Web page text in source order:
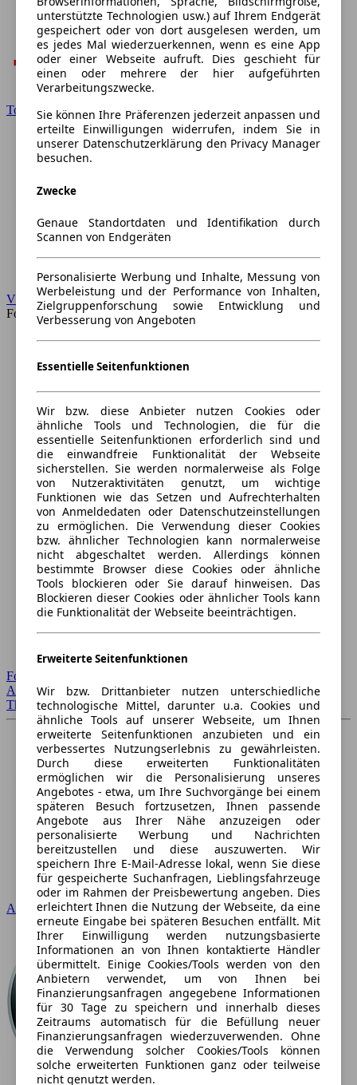
Toyota
VW
Forum
Forum Startseite
Alle Auto-Foren
Themen-Forum
Audi
unterstützte Technologien usw.) auf Ihrem Endgerät
gespeichert oder von dort ausgelesen werden, um
es jedes Mal wiederzuerkennen, wenn es eine App
oder einer Webseite aufruft. Dies geschieht für
einen oder mehrere der hier aufgeführten
Verarbeitungszwecke.
Sie können Ihre Präferenzen jederzeit anpassen und
erteilte Einwilligungen widerrufen, indem Sie in
unserer Datenschutzerklärung den Privacy Manager
besuchen.
Zwecke
Genaue Standortdaten und Identifikation durch
Scannen von Endgeräten
Personalisierte Werbung und Inhalte, Messung von
Werbeleistung und der Performance von Inhalten,
Zielgruppenforschung sowie Entwicklung und
Verbesserung von Angeboten
Essentielle Seitenfunktionen
Wir bzw. diese Anbieter nutzen Cookies oder
ähnliche Tools und Technologien, die für die
essentielle Seitenfunktionen erforderlich sind und
die einwandfreie Funktionalität der Webseite
sicherstellen. Sie werden normalerweise als Folge
von Nutzeraktivitäten genutzt, um wichtige
Funktionen wie das Setzen und Aufrechterhalten
von Anmeldedaten oder Datenschutzeinstellungen
zu ermöglichen. Die Verwendung dieser Cookies
bzw. ähnlicher Technologien kann normalerweise
nicht abgeschaltet werden. Allerdings können
bestimmte Browser diese Cookies oder ähnliche
Tools blockieren oder Sie darauf hinweisen. Das
Blockieren dieser Cookies oder ähnlicher Tools kann
die Funktionalität der Webseite beeinträchtigen.
Erweiterte Seitenfunktionen
Wir bzw. Drittanbieter nutzen unterschiedliche
technologische Mittel, darunter u.a. Cookies und
ähnliche Tools auf unserer Webseite, um Ihnen
erweiterte Seitenfunktionen anzubieten und ein
verbessertes Nutzungserlebnis zu gewährleisten.
Durch diese erweiterten Funktionalitäten
ermöglichen wir die Personalisierung unseres
Angebotes - etwa, um Ihre Suchvorgänge bei einem
späteren Besuch fortzusetzen, Ihnen passende
Angebote aus Ihrer Nähe anzuzeigen oder
personalisierte Werbung und Nachrichten
bereitzustellen und diese auszuwerten. Wir
speichern Ihre E-Mail-Adresse lokal, wenn Sie diese
für gespeicherte Suchanfragen, Lieblingsfahrzeuge
oder im Rahmen der Preisbewertung angeben. Dies
erleichtert Ihnen die Nutzung der Webseite, da eine
erneute Eingabe bei späteren Besuchen entfällt. Mit
Ihrer Einwilligung werden nutzungsbasierte
Informationen an von Ihnen kontaktierte Händler
übermittelt. Einige Cookies/Tools werden von den
Anbietern verwendet, um von Ihnen bei
Finanzierungsanfragen angegebene Informationen
für 30 Tage zu speichern und innerhalb dieses
Zeitraums automatisch für die Befüllung neuer
Finanzierungsanfragen wiederzuverwenden. Ohne
die Verwendung solcher Cookies/Tools können
solche erweiterten Funktionen ganz oder teilweise
nicht genutzt werden.